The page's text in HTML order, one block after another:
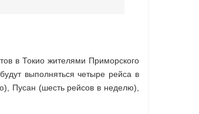
в Токио жителями Приморского
выполняться четыре рейса в
Пусан (шесть рейсов в неделю),